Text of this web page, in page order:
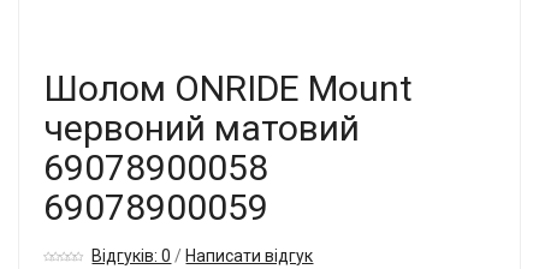
Шолом ONRIDE Mount
червоний матовий
69078900058
69078900059
Відгуків: 0 /Написати відгук